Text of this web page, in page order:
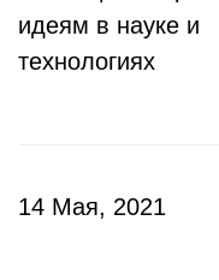
идеям в науке и
технологиях
14 Мая, 2021